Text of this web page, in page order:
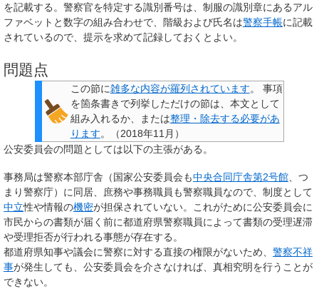
を記載する。警察官を特定する識別番号は、制服の識別章にあるアル
ファベットと数字の組み合わせで、階級および氏名は警察手帳に記載
されているので、提示を求めて記録しておくとよい。
問題点
この節に雑多な内容が羅列されています。
事項
を箇条書きで列挙しただけの節は、本文として
組み入れるか、または整理・除去する必要があ
ります。 （2018年11月 ）
公安委員会の問題としては以下の主張がある。
事務局は警察本部庁舎（国家公安委員会も中央合同庁舎第2号館、つ
まり警察庁）に同居、庶務や事務職員も警察職員なので、制度として
中立性や情報の機密が担保されていない。これがために公安委員会に
市民からの書類が届く前に都道府県警察職員によって書類の受理遅滞
や受理拒否が行われる事態が存在する。
都道府県知事や議会に警察に対する直接の権限がないため、 警察不祥
事が発生しても、公安委員会を介さなければ、真相究明を行うことが
できない。